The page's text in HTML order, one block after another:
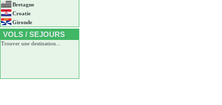
Bretagne
Croatie
Gironde
VOLS / SEJOURS
Trouver une destination...